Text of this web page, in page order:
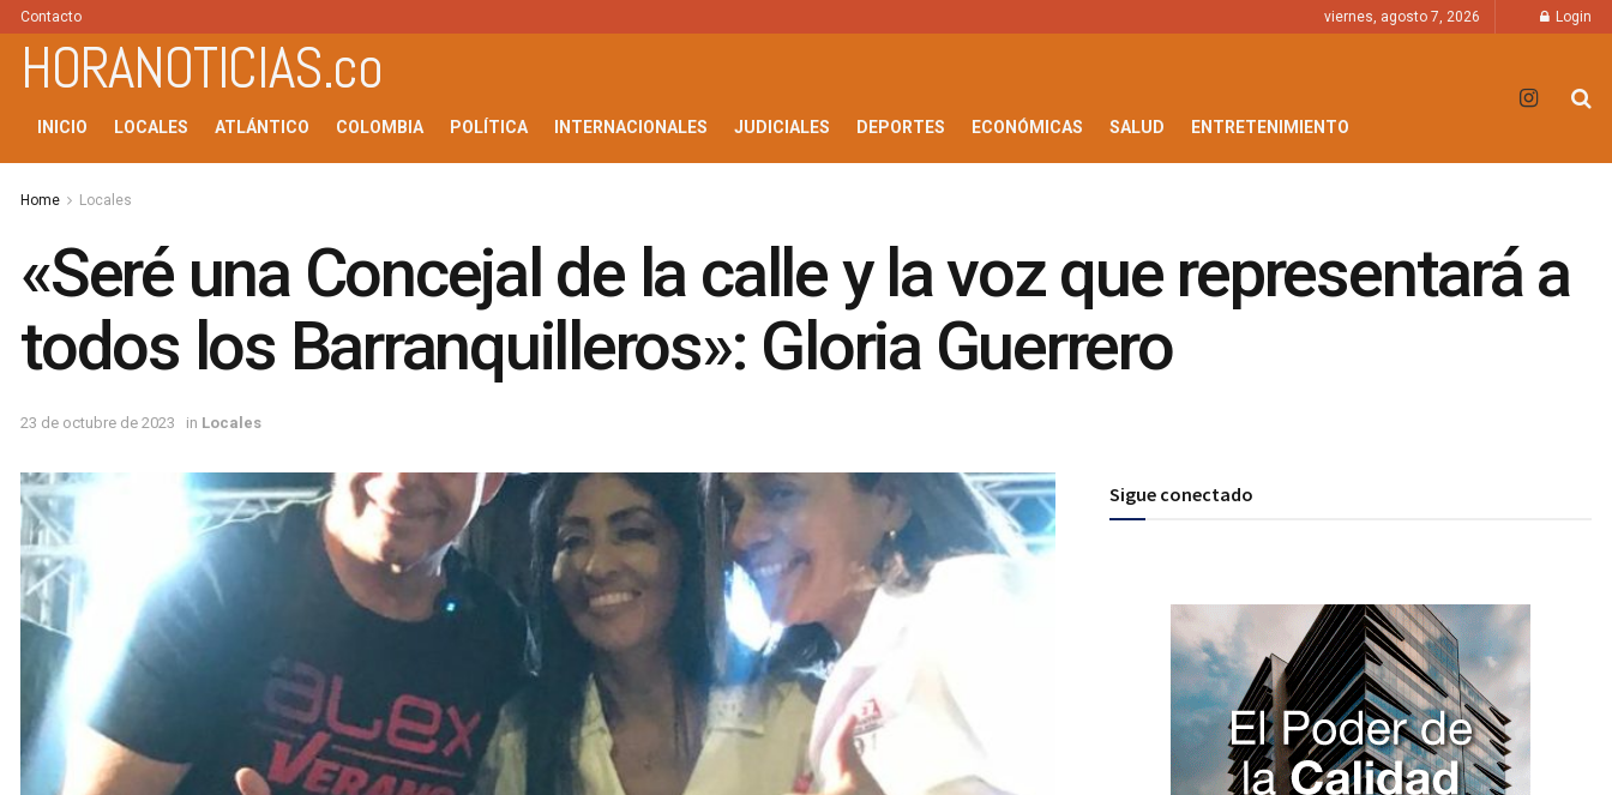
Contacto viernes, agosto 7, 2026 Login
HORANOTICIAS.co
INICIO LOCALES ATLÁNTICO COLOMBIA POLÍTICA INTERNACIONALES JUDICIALES DEPORTES ECONÓMICAS SALUD ENTRETENIMIENTO
Home Locales
«Seré una Concejal de la calle y la voz que representará a
todos los Barranquilleros»: Gloria Guerrero
23 de octubre de 2023 in Locales
Sigue conectado